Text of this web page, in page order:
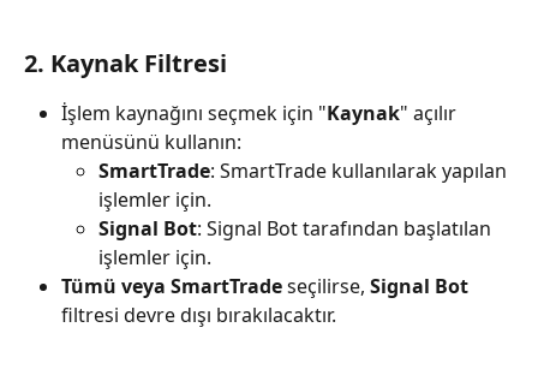
2. Kaynak Filtresi
İşlem kaynağını seçmek için "Kaynak" açılır
menüsünü kullanın:
SmartTrade: SmartTrade kullanılarak yapılan
işlemler için.
Signal Bot: Signal Bot tarafından başlatılan
işlemler için.
Tümü veya SmartTrade seçilirse, Signal Bot
filtresi devre dışı bırakılacaktır.